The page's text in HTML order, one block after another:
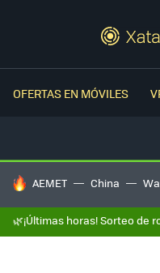
OFERTAS EN MÓVILES
HOY SE HABLA DE
AEMET China
🌿¡Últimas horas! Sorteo de